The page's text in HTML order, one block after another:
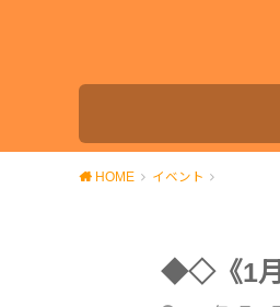
HOME イベント
◆◇《1月